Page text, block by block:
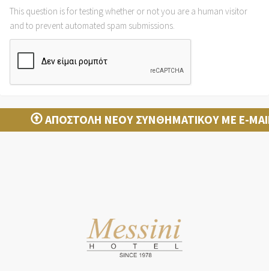
This question is for testing whether or not you are a human visitor
and to prevent automated spam submissions.
ΑΠΟΣΤΟΛΉ ΝΈΟΥ ΣΥΝΘΗΜΑΤΙΚΟΎ ΜΕ E-